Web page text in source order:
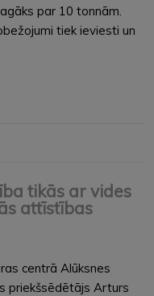
par 10 tonnām.
tiek ieviesti un
tikās ar vides
attīstības
centrā Alūksnes
priekšsēdētājs Arturs